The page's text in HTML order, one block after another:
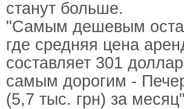
станут больше.
"Самым дешевым
где средняя цена
составляет 301
самым дорогим -
(5,7 тыс. грн) за